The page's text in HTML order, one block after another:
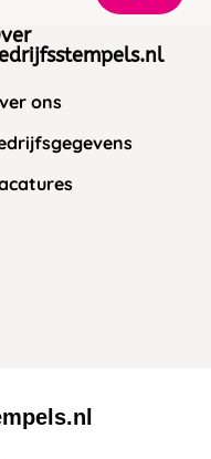
ons
opnemen